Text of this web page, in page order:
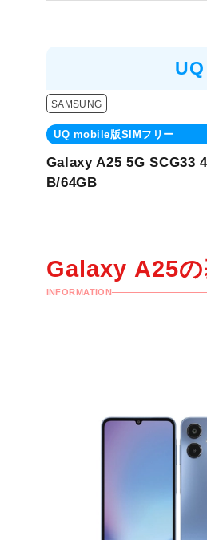
SAMSUNG
UQ mobile版SIMフリー
Galaxy A25 5G SCG33
B/64GB
Galaxy A25の
INFORMATION